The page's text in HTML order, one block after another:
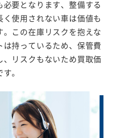
要となります、整備する
使用されない車は価値も
この在庫リスクを抱えな
持っているため、保管費
リスクもないため買取価
。